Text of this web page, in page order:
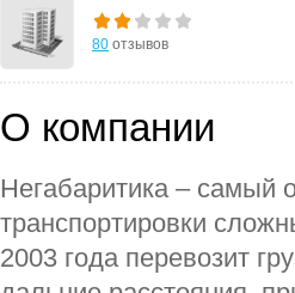
80 отзывов
О компании
Негабаритика – самый
транспортировки
2003 года перевозит